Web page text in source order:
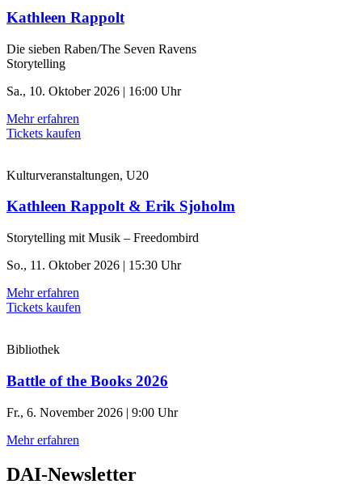
Kathleen Rappolt
Die sieben Raben/The Seven Ravens
Storytelling
Sa., 10. Oktober 2026 | 16:00 Uhr
Mehr erfahren
Tickets kaufen
Kulturveranstaltungen, U20
Kathleen Rappolt & Erik Sjoholm
Storytelling mit Musik – Freedombird
So., 11. Oktober 2026 | 15:30 Uhr
Mehr erfahren
Tickets kaufen
Bibliothek
Battle of the Books 2026
Fr., 6. November 2026 | 9:00 Uhr
Mehr erfahren
DAI-Newsletter